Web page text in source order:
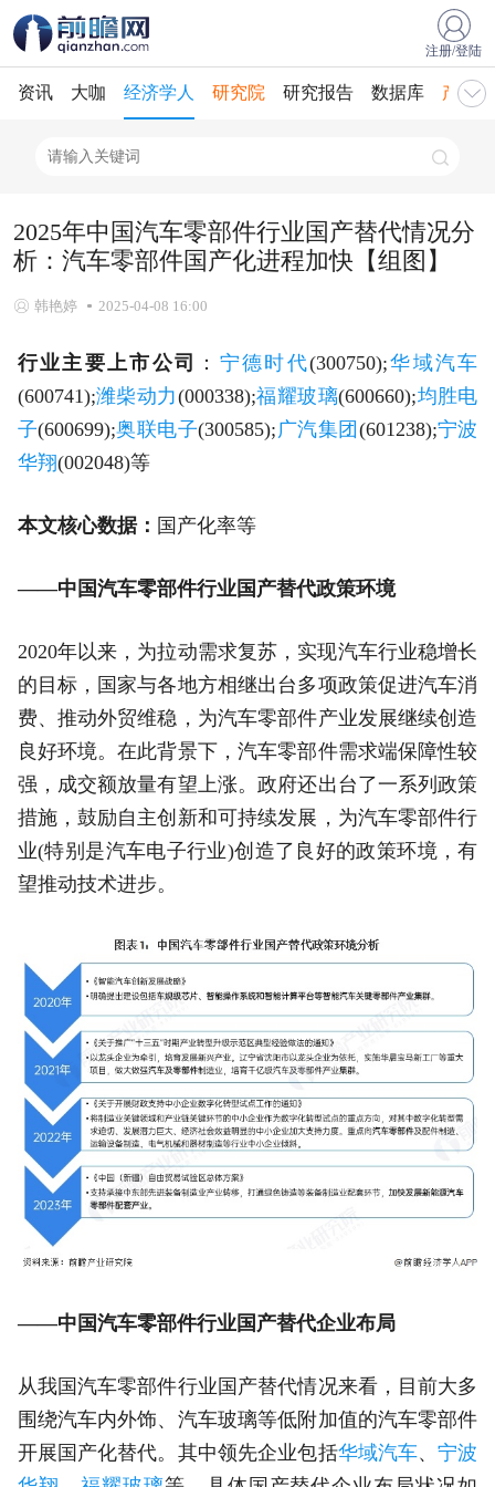
注册/登陆
资讯 大咖 经济学人 研究院 研究报告 数据库 产业
2025年中国汽车零部件行业国产替代情况分
析：汽车零部件国产化进程加快【组图】
韩艳婷 2025-04-08 16:00
行业主要上市公司 ： 宁德时代(300750);华域汽车
(600741);潍柴动力(000338);福耀玻璃(600660);均胜电
子(600699);奥联电子(300585); 广汽集团 (601238);宁波
华翔(002048)等
本文核心数据： 国产化率等
——中国汽车零部件行业国产替代政策环境
2020年以来，为拉动需求复苏，实现汽车行业稳增长
的目标，国家与各地方相继出台多项政策促进汽车消
费、推动外贸维稳，为汽车零部件产业发展继续创造
良好环境。在此背景下，汽车零部件需求端保障性较
强，成交额放量有望上涨。政府还出台了一系列政策
措施，鼓励自主创新和可持续发展，为汽车零部件行
业(特别是汽车电子行业)创造了良好的政策环境，有
望推动技术进步。
——中国汽车零部件行业国产替代企业布局
从我国汽车零部件行业国产替代情况来看，目前大多
围绕汽车内外饰、汽车玻璃等低附加值的汽车零部件
开展国产化替代。其中领先企业包括华域汽车、宁波